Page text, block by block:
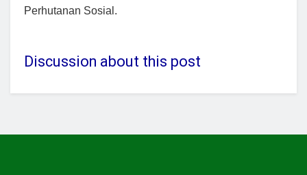
Perhutanan Sosial.
Discussion about this post